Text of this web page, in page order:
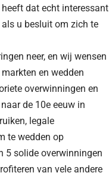
dat echt interessant
u besluit om zich te
neer, en wij wensen
en wedden
overwinningen en
de 10e eeuw in
legale
te wedden op
5 solide overwinningen
van vele andere